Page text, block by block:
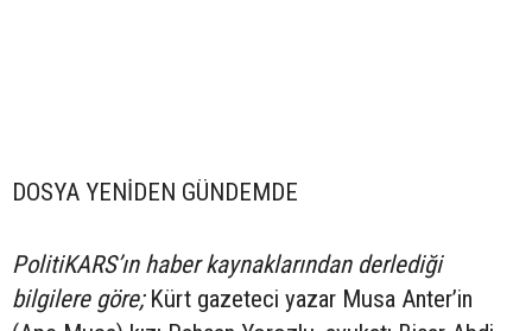
DOSYA YENİDEN GÜNDEMDE
PolitiKARS’ın haber kaynaklarından derlediği
bilgilere göre;Kürt gazeteci yazar Musa Anter’in